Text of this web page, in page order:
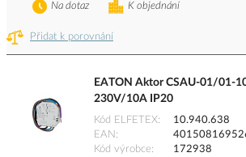
Přidat k porovnání
K objednání
Na dotaz
EATON Aktor CSAU-01/01-
230V/10A IP20
Kód ELFETEX
10.940.638
EAN
Kód výrobce
172938